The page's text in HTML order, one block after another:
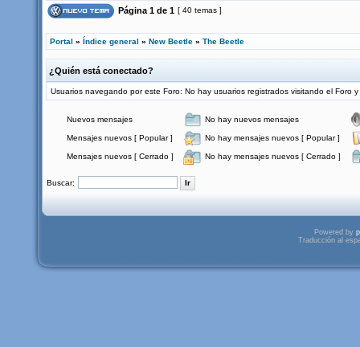
Página 1 de 1 [ 40 temas ]
Portal » Índice general » New Beetle » The Beetle
¿Quién está conectado?
Usuarios navegando por este Foro: No hay usuarios registrados visitando el Foro
Nuevos mensajes No hay nuevos mensajes
Mensajes nuevos [ Popular ] No hay mensajes nuevos [ Popular ]
Mensajes nuevos [ Cerrado ] No hay mensajes nuevos [ Cerrado ]
Buscar:
Powered by
Traducción al